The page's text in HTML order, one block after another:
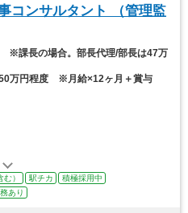
コンサルタント （管理監
※課長の場合。部長代理/部長は47万
万円程度 ※月給×12ヶ月＋賞与
） 駅チカ
積極採用中
あり